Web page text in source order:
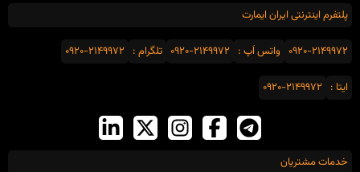
پلتفرم اینترنتی ایران ایمارت
0920-2149972 واتس اَپ : 0920-2149972 تلگرام : 0920-2149972
ایتا : 0920-2149972
خدمات مشتریان